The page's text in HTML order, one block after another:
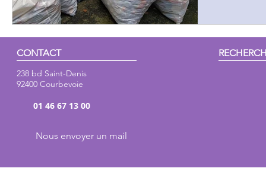
CONTACT
238 bd Saint-Denis
92400 Courbevoie
01 46 67 13 00
Nous envoyer un mail